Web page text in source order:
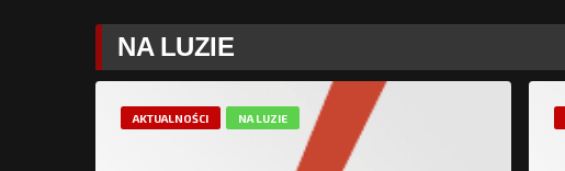
NA LUZIE
AKTUALNOŚCI NA LUZIE